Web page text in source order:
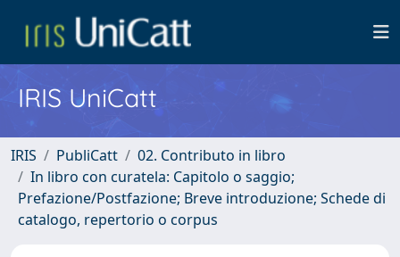
IRIS UniCatt
IRIS PubliCatt
02. Contributo in libro
In libro con curatela: Capitolo o saggio;
Prefazione/Postfazione; Breve introduzione; Schede di
catalogo, repertorio o corpus